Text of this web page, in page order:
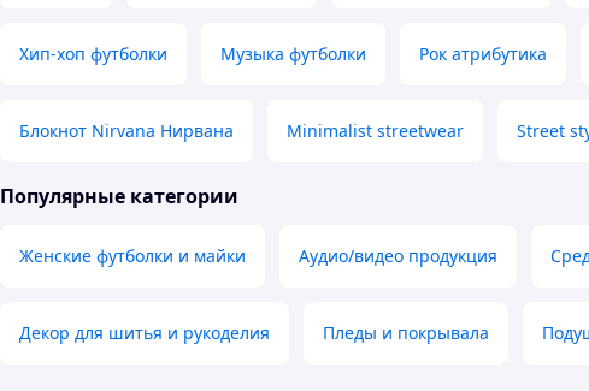
Хип-хоп футболки Музыка футболки Рок атрибутика
Блокнот Nirvana Нирвана Minimalist streetwear Street
Популярные категории
Женские футболки и майки Аудио/видео продукция
Декор для шитья и рукоделия Пледы и покрывала